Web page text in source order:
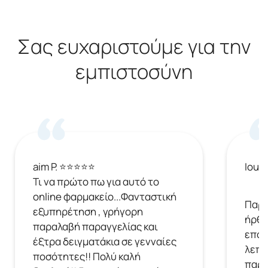
Σας ευχαριστούμε για την
εμπιστοσύνη
aim P. ⭐⭐⭐⭐⭐
Τι να πρώτο πω για αυτό το
online φαρμακείο...Φανταστική
εξυπηρέτηση , γρήγορη
παραλαβή παραγγελίας και
έξτρα δειγματάκια σε γενναίες
ποσότητες!! Πολύ καλή
Ioulia